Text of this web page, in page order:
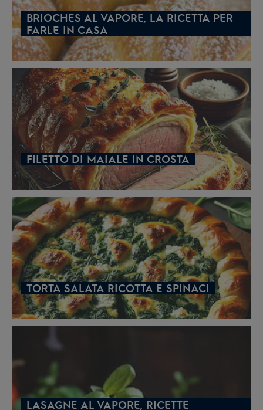
BRIOCHES AL VAPORE, LA RICETTA PER
FARLE IN CASA
FILETTO DI MAIALE IN CROSTA
TORTA SALATA RICOTTA E SPINACI
LASAGNE AL VAPORE, RICETTE